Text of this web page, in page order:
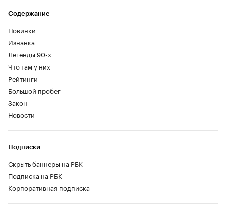
Содержание
Новинки
Изнанка
Легенды 90-х
Что там у них
Рейтинги
Большой пробег
Закон
Новости
Подписки
Скрыть баннеры на РБК
Подписка на РБК
Корпоративная подписка